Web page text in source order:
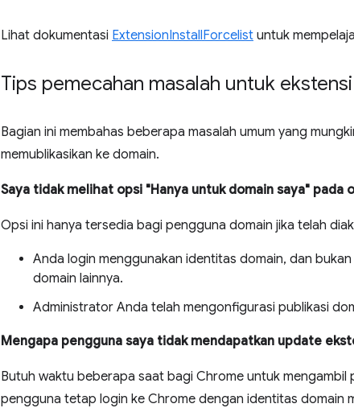
Lihat dokumentasi ExtensionInstallForcelist untuk
Tips pemecahan masalah untuk
Bagian ini membahas beberapa masalah umum yang
memublikasikan ke domain.
Saya tidak melihat opsi "Hanya untuk domain saya" pada
Opsi ini hanya tersedia bagi pengguna domain jika telah
Anda login menggunakan identitas domain, dan
domain lainnya.
Administrator Anda telah mengonfigurasi publikasi
Mengapa pengguna saya tidak mendapatkan update
Butuh waktu beberapa saat bagi Chrome untuk
pengguna tetap login ke Chrome dengan identitas domain